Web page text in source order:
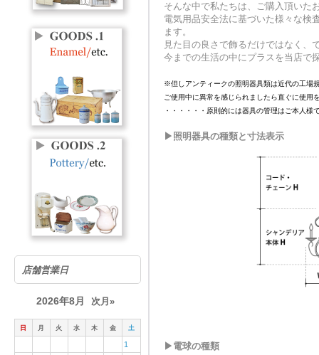
店舗営業日
2026年8月 次月»
日 月 火 水 木 金 土
1
そんな中で私たちは、ご購入頂いた
電気用品安全法に基づいた様々な検
ます。
見た目の良さで飾るだけではなく、
今までの生活の中にプラスを当店で
※但しアンティークの照明器具類は近代の工場
ご使用中に異常を感じられましたら直ぐに使用
・・・・・・原則的には器具の管理はご本人
▶照明器具の種類と寸法表示
▶ 電球の種類